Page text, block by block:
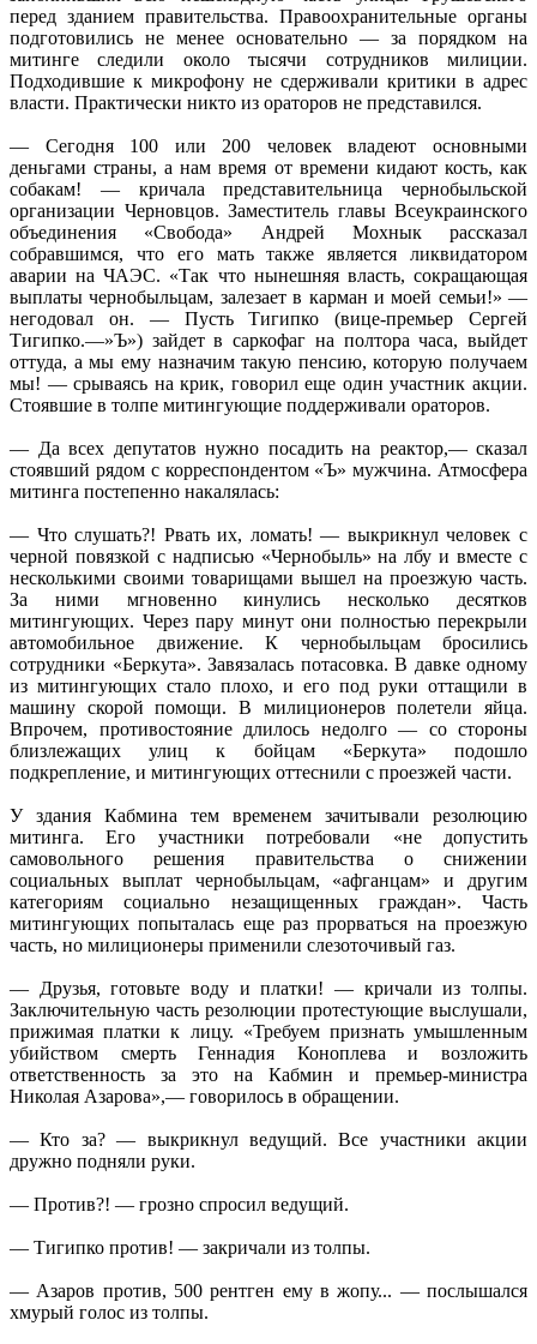
перед зданием правительства. Правоохранительные органы
подготовились не менее основательно — за порядком на
митинге следили около тысячи сотрудников милиции.
Подходившие к микрофону не сдерживали критики в адрес
власти. Практически никто из ораторов не представился.
— Сегодня 100 или 200 человек владеют основными
деньгами страны, а нам время от времени кидают кость, как
собакам! — кричала представительница чернобыльской
организации Черновцов. Заместитель главы Всеукраинского
объединения «Свобода» Андрей Мохнык рассказал
собравшимся, что его мать также является ликвидатором
аварии на ЧАЭС. «Так что нынешняя власть, сокращающая
выплаты чернобыльцам, залезает в карман и моей семьи!» —
негодовал он. — Пусть Тигипко (вице-премьер Сергей
Тигипко.—»Ъ») зайдет в саркофаг на полтора часа, выйдет
оттуда, а мы ему назначим такую пенсию, которую получаем
мы! — срываясь на крик, говорил еще один участник акции.
Стоявшие в толпе митингующие поддерживали ораторов.
— Да всех депутатов нужно посадить на реактор,— сказал
стоявший рядом с корреспондентом «Ъ» мужчина. Атмосфера
митинга постепенно накалялась:
— Что слушать?! Рвать их, ломать! — выкрикнул человек с
черной повязкой с надписью «Чернобыль» на лбу и вместе с
несколькими своими товарищами вышел на проезжую часть.
За ними мгновенно кинулись несколько десятков
митингующих. Через пару минут они полностью перекрыли
автомобильное движение. К чернобыльцам бросились
сотрудники «Беркута». Завязалась потасовка. В давке одному
из митингующих стало плохо, и его под руки оттащили в
машину скорой помощи. В милиционеров полетели яйца.
Впрочем, противостояние длилось недолго — со стороны
близлежащих улиц к бойцам «Беркута» подошло
подкрепление, и митингующих оттеснили с проезжей части.
У здания Кабмина тем временем зачитывали резолюцию
митинга. Его участники потребовали «не допустить
самовольного решения правительства о снижении
социальных выплат чернобыльцам, «афганцам» и другим
категориям социально незащищенных граждан». Часть
митингующих попыталась еще раз прорваться на проезжую
часть, но милиционеры применили слезоточивый газ.
— Друзья, готовьте воду и платки! — кричали из толпы.
Заключительную часть резолюции протестующие выслушали,
прижимая платки к лицу. «Требуем признать умышленным
убийством смерть Геннадия Коноплева и возложить
ответственность за это на Кабмин и премьер-министра
Николая Азарова»,— говорилось в обращении.
— Кто за? — выкрикнул ведущий. Все участники акции
дружно подняли руки.
— Против?! — грозно спросил ведущий.
— Тигипко против! — закричали из толпы.
— Азаров против, 500 рентген ему в жопу... — послышался
хмурый голос из толпы.